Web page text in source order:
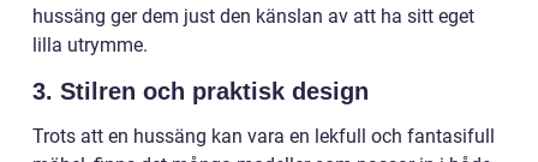
hussäng ger dem just den känslan av att ha sitt eget
lilla utrymme.
3. Stilren och praktisk design
Trots att en hussäng kan vara en lekfull och fantasifull